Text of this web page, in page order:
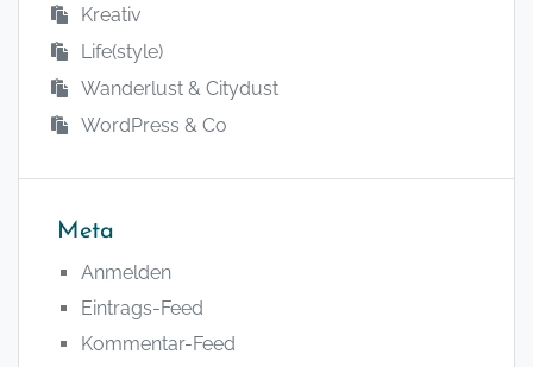
Kreativ
Life(style)
Wanderlust & Citydust
WordPress & Co
Meta
Anmelden
Eintrags-Feed
Kommentar-Feed